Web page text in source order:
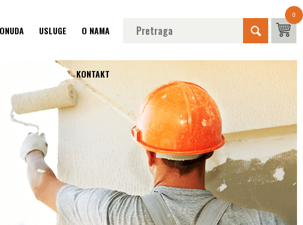
USLUGE O NAMA
KONTAKT
0